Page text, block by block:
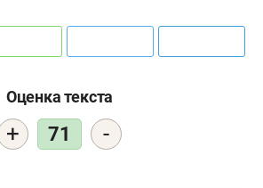
Оценка текста
+ 71 -